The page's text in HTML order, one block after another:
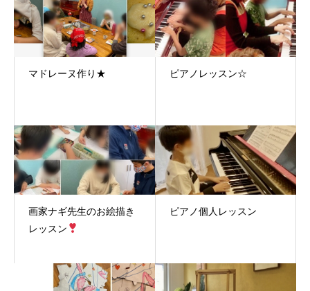
マドレーヌ作り★ ピアノレッスン☆
画家ナギ先生のお絵描き
レッスン
ピアノ個人レッスン